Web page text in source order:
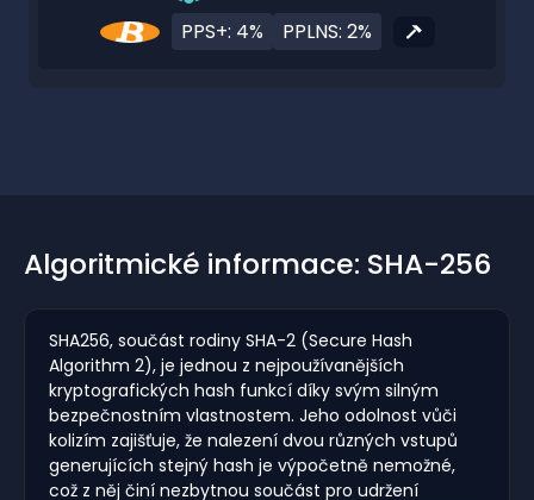
PPS+: 4% PPLNS: 2%
Algoritmické informace: SHA-256
SHA256, součást rodiny SHA-2 (Secure Hash
Algorithm 2), je jednou z nejpoužívanějších
kryptografických hash funkcí díky svým silným
bezpečnostním vlastnostem. Jeho odolnost vůči
kolizím zajišťuje, že nalezení dvou různých vstupů
generujících stejný hash je výpočetně nemožné,
což z něj činí nezbytnou součást pro udržení